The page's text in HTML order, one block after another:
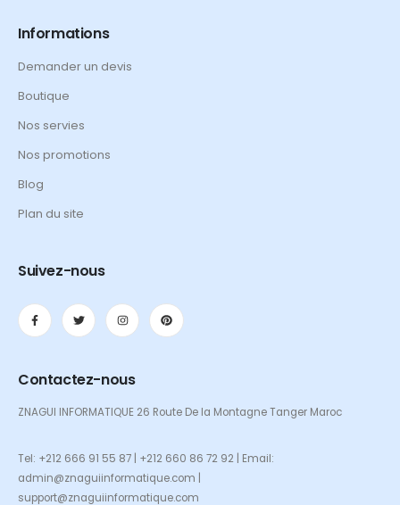
Informations
Demander un devis
Boutique
Nos servies
Nos promotions
Blog
Plan du site
Suivez-nous
Contactez-nous
ZNAGUI INFORMATIQUE 26 Route De la Montagne Tanger Maroc
Tel: +212 666 91 55 87 | +212 660 86 72 92 | Email:
admin@znaguiinformatique.com |
support@znaguiinformatique.com